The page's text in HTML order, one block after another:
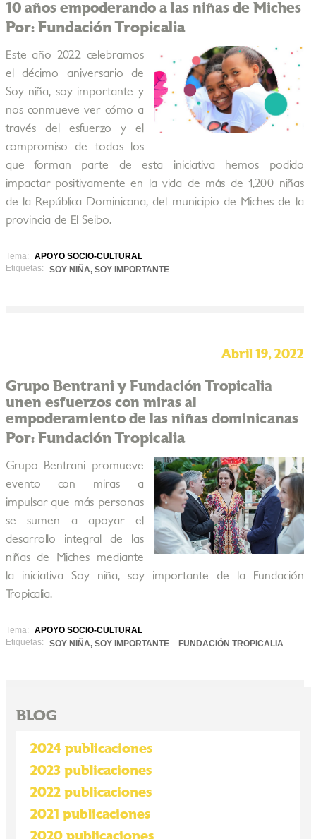
10 años empoderando a las niñas de Miches
Por: Fundación Tropicalia
Este año 2022 celebramos
el décimo aniversario de
Soy niña, soy importante y
nos conmueve ver cómo a
través del esfuerzo y el
compromiso de todos los
que forman parte de esta iniciativa hemos podido
impactar positivamente en la vida de más de 1,200 niñas
de la República Dominicana, del municipio de Miches de la
provincia de El Seibo.
Tema:
APOYO SOCIO-CULTURAL
Etiquetas:
SOY NIÑA, SOY IMPORTANTE
Abril 19, 2022
Grupo Bentrani y Fundación Tropicalia
unen esfuerzos con miras al
empoderamiento de las niñas dominicanas
Por: Fundación Tropicalia
Grupo Bentrani promueve
evento con miras a
impulsar que más personas
se sumen a apoyar el
desarrollo integral de las
niñas de Miches mediante
la iniciativa Soy niña, soy importante de la Fundación
Tropicalia.
Tema:
APOYO SOCIO-CULTURAL
Etiquetas:
SOY NIÑA, SOY IMPORTANTE FUNDACIÓN TROPICALIA
BLOG
2024 publicaciones
2023 publicaciones
2022 publicaciones
2021 publicaciones
2020 publicaciones